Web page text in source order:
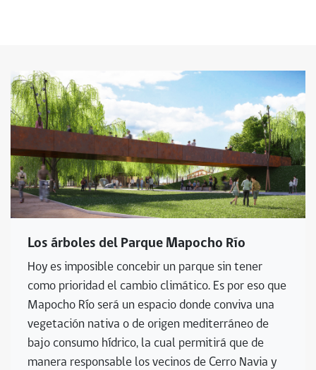
Los árboles del Parque Mapocho Río
Hoy es imposible concebir un parque sin tener
como prioridad el cambio climático. Es por eso que
Mapocho Río será un espacio donde conviva una
vegetación nativa o de origen mediterráneo de
bajo consumo hídrico, la cual permitirá que de
manera responsable los vecinos de Cerro Navia y